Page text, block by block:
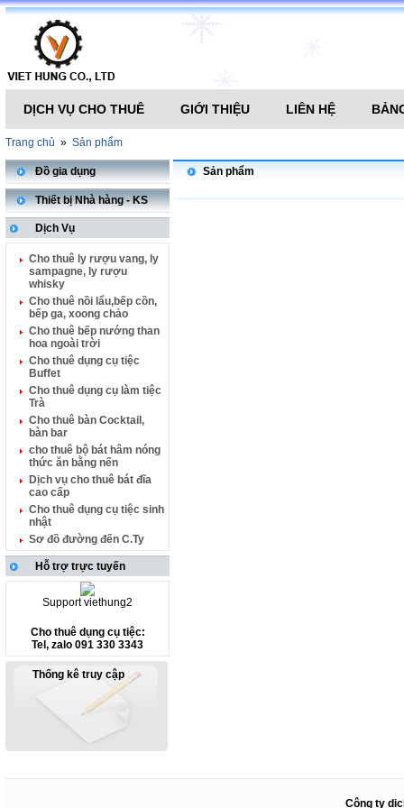
DỊCH VỤ CHO THUÊ GIỚI THIỆU LIÊN HỆ
Trang chủ » Sản phẩm
Đồ gia dụng
Thiết bị Nhà hàng - KS
Dịch Vụ
Cho thuê ly rượu vang, ly
sampagne, ly rượu
whisky
Cho thuê nồi lẩu,bếp cồn,
bếp ga, xoong chảo
Cho thuê bếp nướng than
hoa ngoài trời
Cho thuê dụng cụ tiệc
Buffet
Cho thuê dụng cụ làm tiệc
Trà
Cho thuê bàn Cocktail,
bàn bar
cho thuê bộ bát hâm nóng
thức ăn bằng nến
Dịch vụ cho thuê bát đĩa
cao cấp
Cho thuê dụng cụ tiệc sinh
nhật
Sơ đồ đường đến C.Ty
Hỗ trợ trực tuyến
Support viethung2
Cho thuê dụng cụ tiệc:
Tel, zalo 091 330 3343
Thống kê truy cập
Sản phẩm
Công ty